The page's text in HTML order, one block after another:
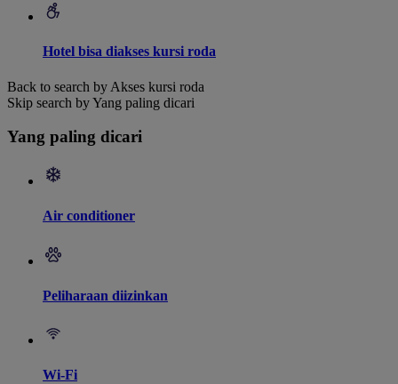
Hotel bisa diakses kursi roda
Back to search by Akses kursi roda
Skip search by Yang paling dicari
Yang paling dicari
Air conditioner
Peliharaan diizinkan
Wi-Fi